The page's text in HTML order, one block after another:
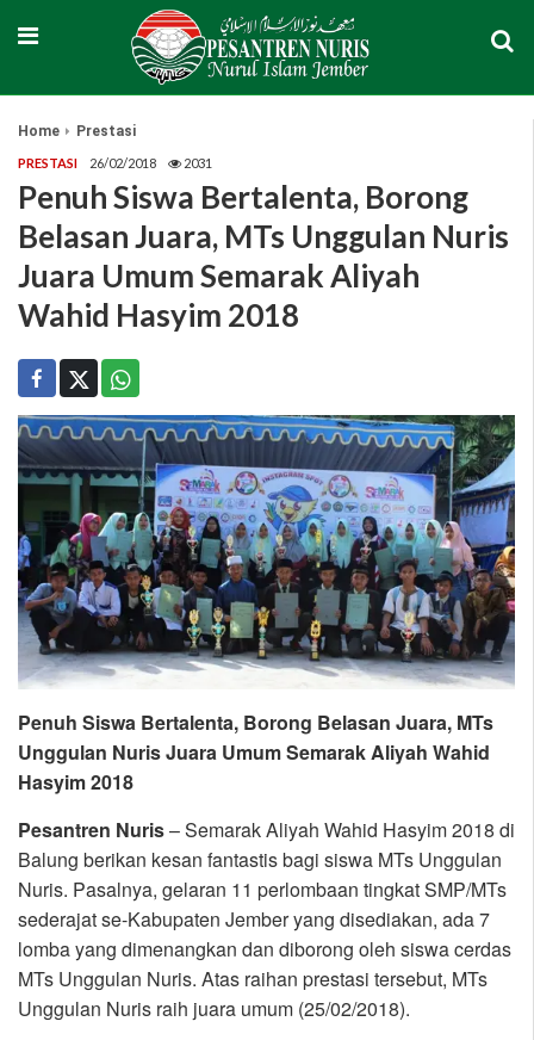
Home Prestasi
PRESTASI 26/02/2018 2031
Penuh Siswa Bertalenta, Borong
Belasan Juara, MTs Unggulan Nuris
Juara Umum Semarak Aliyah
Wahid Hasyim 2018
Penuh Siswa Bertalenta, Borong Belasan Juara, MTs
Unggulan Nuris Juara Umum Semarak Aliyah Wahid
Hasyim 2018
Pesantren Nuris– Semarak Aliyah Wahid Hasyim 2018 di
Balung berikan kesan fantastis bagi siswa MTs Unggulan
Nuris. Pasalnya, gelaran 11 perlombaan tingkat SMP/MTs
sederajat se-Kabupaten Jember yang disediakan, ada 7
lomba yang dimenangkan dan diborong oleh siswa cerdas
MTs Unggulan Nuris. Atas raihan prestasi tersebut, MTs
Unggulan Nuris raih juara umum (25/02/2018).